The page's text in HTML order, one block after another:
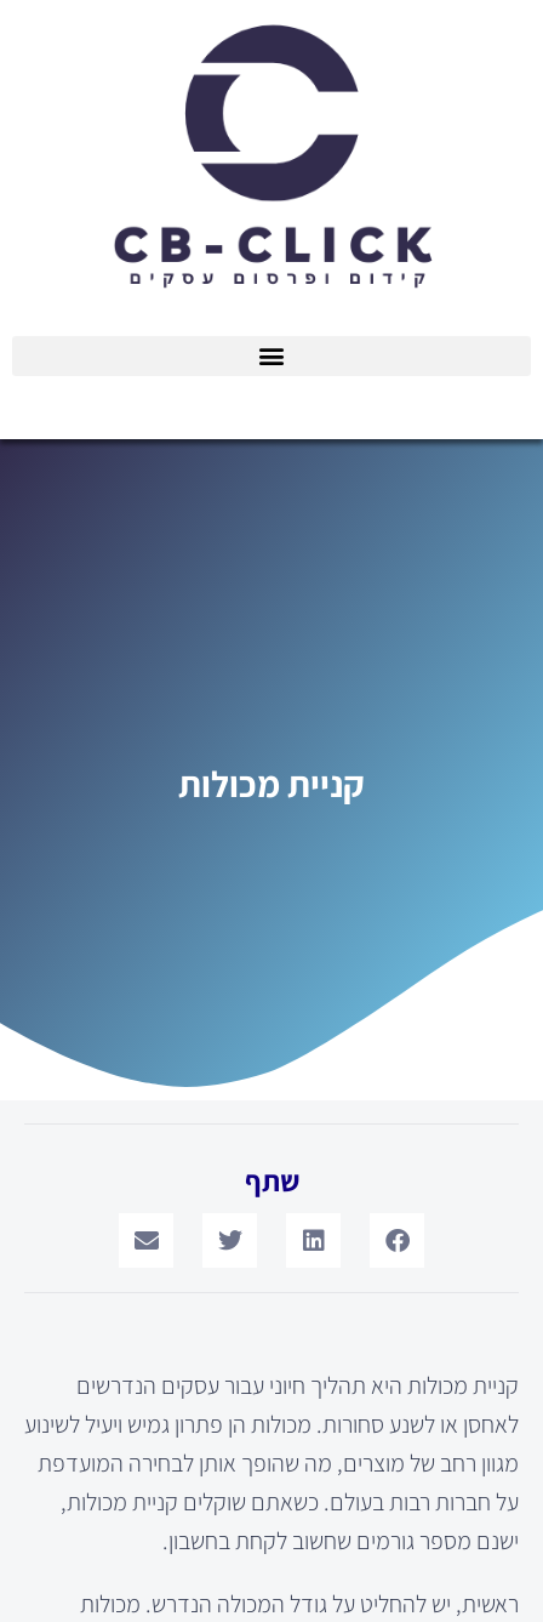
קניית מכולות
שתף
קניית מכולות היא תהליך חיוני עבור עסקים הנדרשים
לאחסן או לשנע סחורות. מכולות הן פתרון גמיש ויעיל לשינוע
מגוון רחב של מוצרים, מה שהופך אותן לבחירה המועדפת
על חברות רבות בעולם. כשאתם שוקלים קניית מכולות,
ישנם מספר גורמים שחשוב לקחת בחשבון.
ראשית, יש להחליט על גודל המכולה הנדרש. מכולות